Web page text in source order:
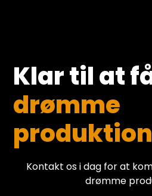
Klar til at
drømme
produktion
Kontakt os i dag for at
drømme